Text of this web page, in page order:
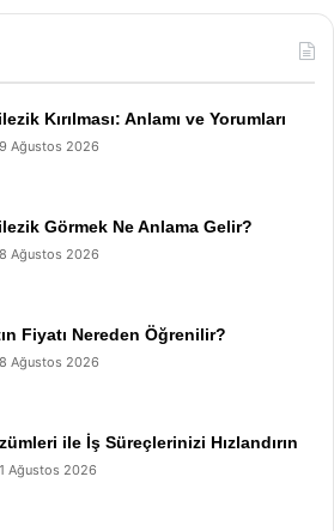
Kırılması: Anlamı ve Yorumları
9 Ağustos 2026
Görmek Ne Anlama Gelir?
8 Ağustos 2026
Fiyatı Nereden Öğrenilir?
8 Ağustos 2026
ile İş Süreçlerinizi Hızlandırın
1 Ağustos 2026